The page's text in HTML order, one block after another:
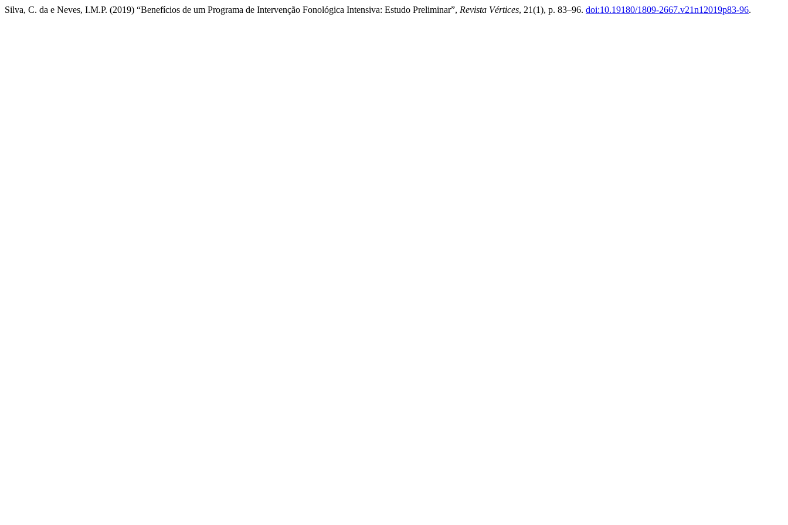
Silva, C. da e Neves, I.M.P. (2019) “Benefícios de um Programa de Intervenção Fonológica Intensiva: Estudo Preliminar”, Revista Vértices, 21(1), p. 83–96. doi:10.19180/1809-2667.v21n12019p83-96.